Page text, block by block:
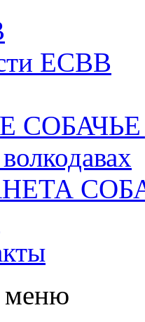
ЕСВВ
меню